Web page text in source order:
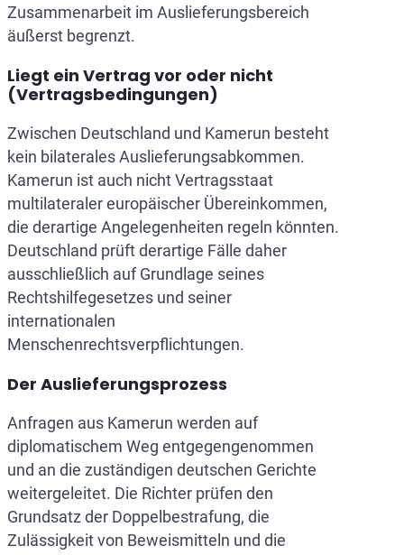
Zusammenarbeit im Auslieferungsbereich
äußerst begrenzt.
Liegt ein Vertrag vor oder nicht
(Vertragsbedingungen)
Zwischen Deutschland und Kamerun besteht
kein bilaterales Auslieferungsabkommen.
Kamerun ist auch nicht Vertragsstaat
multilateraler europäischer Übereinkommen,
die derartige Angelegenheiten regeln könnten.
Deutschland prüft derartige Fälle daher
ausschließlich auf Grundlage seines
Rechtshilfegesetzes und seiner
internationalen
Menschenrechtsverpflichtungen.
Der Auslieferungsprozess
Anfragen aus Kamerun werden auf
diplomatischem Weg entgegengenommen
und an die zuständigen deutschen Gerichte
weitergeleitet. Die Richter prüfen den
Grundsatz der Doppelbestrafung, die
Zulässigkeit von Beweismitteln und die